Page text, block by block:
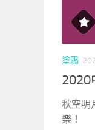
塗鴉
2020
秋空明
樂！